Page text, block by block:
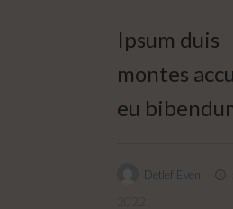
Ipsum duis
montes
eu
Detlef Even